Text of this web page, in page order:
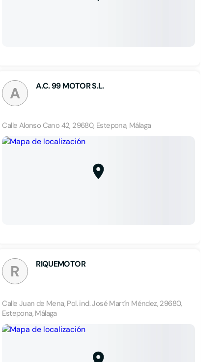
A A.C. 99 MOTOR S.L.
Calle Alonso Cano 42, 29680, Estepona, Málaga
R RIQUEMOTOR
Calle Juan de Mena, Pol. ind. José Martín Méndez, 29680,
Estepona, Málaga